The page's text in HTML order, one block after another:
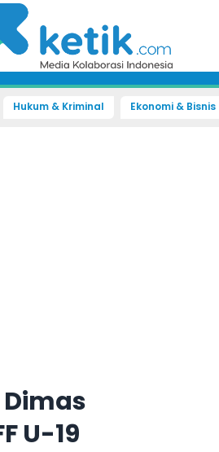
Hukum & Kriminal Ekonomi & Bisnis
U-19